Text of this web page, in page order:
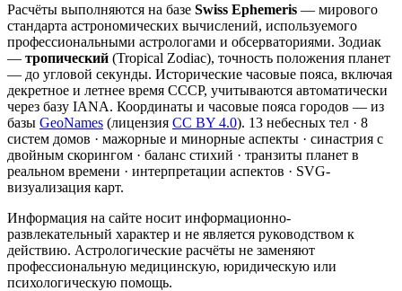
Расчёты выполняются на базе Swiss Ephemeris — мирового
стандарта астрономических вычислений, используемого
профессиональными астрологами и обсерваториями. Зодиак
— тропический (Tropical Zodiac), точность положения планет
— до угловой секунды. Исторические часовые пояса, включая
декретное и летнее время СССР, учитываются автоматически
через базу IANA. Координаты и часовые пояса городов — из
базы GeoNames (лицензия CC BY 4.0). 13 небесных тел · 8
систем домов · мажорные и минорные аспекты · синастрия с
двойным скорингом · баланс стихий · транзиты планет в
реальном времени · интерпретации аспектов · SVG-
визуализация карт.
Информация на сайте носит информационно-
развлекательный характер и не является руководством к
действию. Астрологические расчёты не заменяют
профессиональную медицинскую, юридическую или
психологическую помощь.